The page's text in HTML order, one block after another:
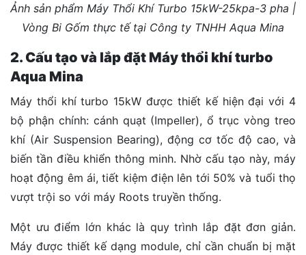
Ảnh sản phẩm Máy Thổi Khí Turbo 15kW-25kpa-3 pha |
Vòng Bi Gốm thực tế tại Công ty TNHH Aqua Mina
2. Cấu tạo và lắp đặt Máy thổi khí turbo
Aqua Mina
Máy thổi khí turbo 15kW được thiết kế hiện đại với 4
bộ phận chính: cánh quạt (Impeller), ổ trục vòng treo
khí (Air Suspension Bearing), động cơ tốc độ cao, và
biến tần điều khiển thông minh. Nhờ cấu tạo này, máy
hoạt động êm ái, tiết kiệm điện lên tới 50% và tuổi thọ
vượt trội so với máy Roots truyền thống.
Một ưu điểm lớn khác là quy trình lắp đặt đơn giản.
Máy được thiết kế dạng module, chỉ cần chuẩn bị mặt